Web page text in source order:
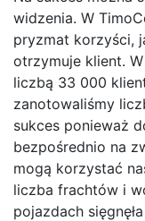
widzenia. W
pryzmat korzyści,
otrzymuje klient.
liczbą 33 000
zanotowaliśmy
sukces ponieważ
bezpośrednio na
mogą korzystać
liczba frachtów i
pojazdach